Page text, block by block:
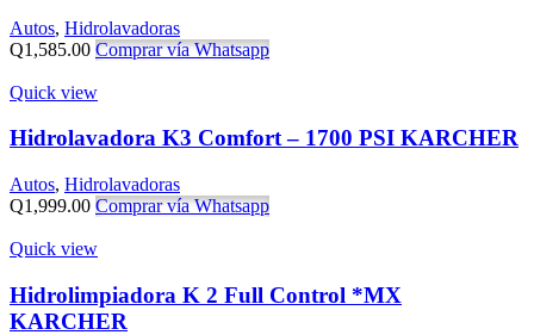
Autos, Hidrolavadoras
Q1,585.00 Comprar vía Whatsapp
Quick view
Hidrolavadora K3 Comfort – 1700 PSI KARCHER
Autos, Hidrolavadoras
Q1,999.00 Comprar vía Whatsapp
Quick view
Hidrolimpiadora K 2 Full Control *MX
KARCHER